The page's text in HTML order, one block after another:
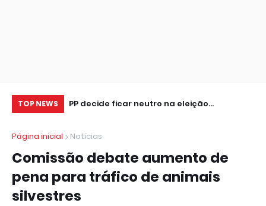
TOP NEWS
de seguros,
PP decide ficar neutro na eleição
Página inicial
Notícias
Comissão debate aumento de
pena para tráfico de animais
silvestres